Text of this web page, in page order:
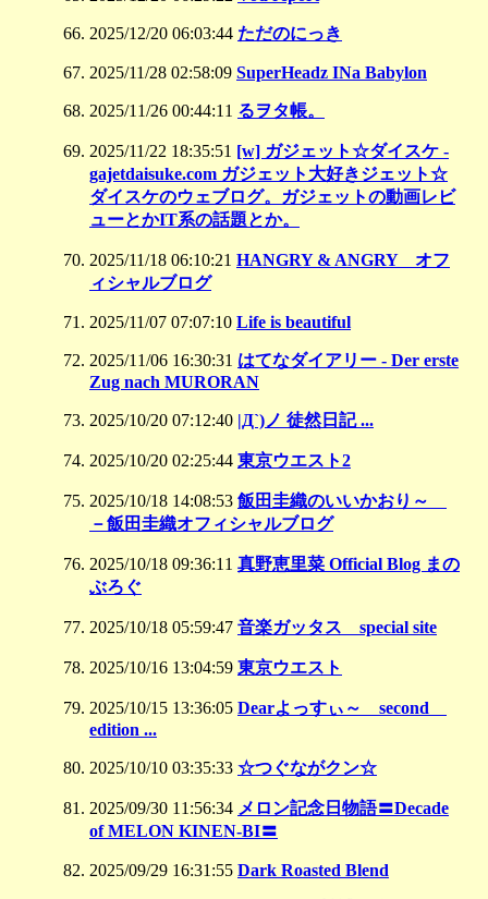
2025/12/20 06:03:44 ただのにっき
2025/11/28 02:58:09 SuperHeadz INa Babylon
2025/11/26 00:44:11 るヲタ帳。
2025/11/22 18:35:51 [w] ガジェット☆ダイスケ -
gajetdaisuke.com ガジェット大好きジェット☆
ダイスケのウェブログ。ガジェットの動画レビ
ューとかIT系の話題とか。
2025/11/18 06:10:21 HANGRY & ANGRY オフ
ィシャルブログ
2025/11/07 07:07:10 Life is beautiful
2025/11/06 16:30:31 はてなダイアリー - Der erste
Zug nach MURORAN
2025/10/20 07:12:40 |Д`)ノ 徒然日記 ...
2025/10/20 02:25:44 東京ウエスト2
2025/10/18 14:08:53 飯田圭織のいいかおり～
－飯田圭織オフィシャルブログ
2025/10/18 09:36:11 真野恵里菜 Official Blog まの
ぶろぐ
2025/10/18 05:59:47 音楽ガッタス special site
2025/10/16 13:04:59 東京ウエスト
2025/10/15 13:36:05 Dearよっすぃ～ second
edition ...
2025/10/10 03:35:33 ☆つぐながクン☆
2025/09/30 11:56:34 メロン記念日物語〓Decade
of MELON KINEN-BI〓
2025/09/29 16:31:55 Dark Roasted Blend